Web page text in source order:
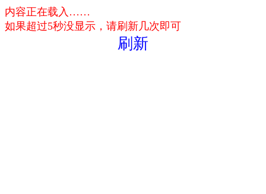
内容正在载入……
如果超过5秒没显示，请刷新几次即可
刷新